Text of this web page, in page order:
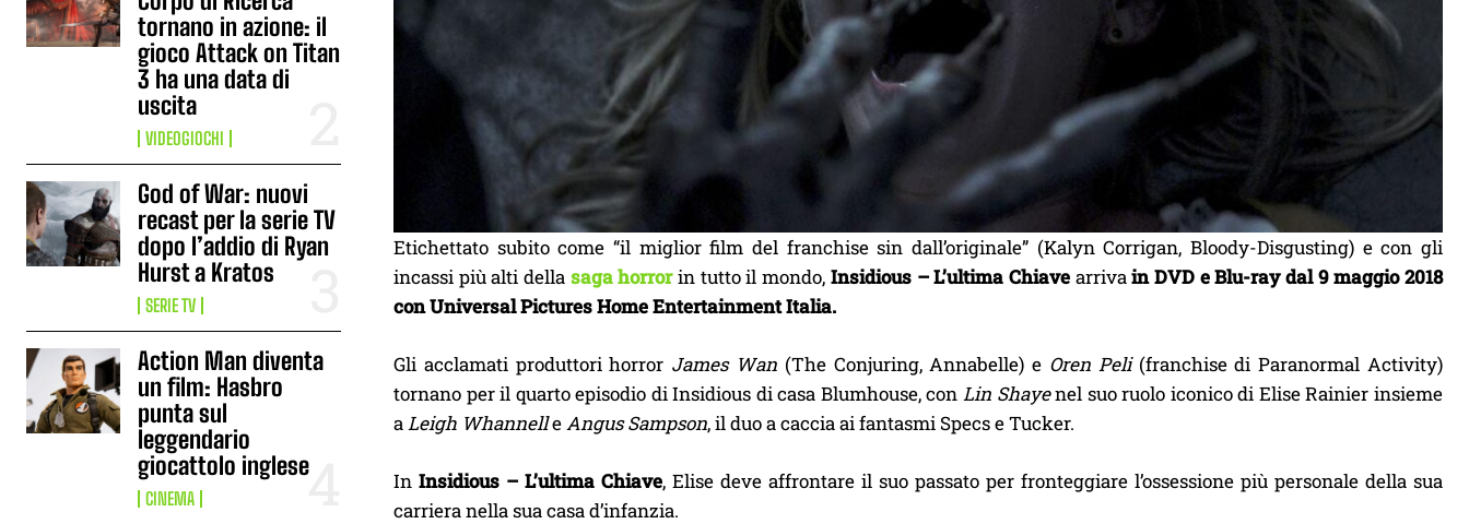
tornano in azione: il
gioco Attack on Titan
3 ha una data di
uscita
VIDEOGIOCHI
God of War: nuovi
recast per la serie TV
dopo l’addio di Ryan
Hurst a Kratos
SERIE TV
Action Man diventa
un film: Hasbro
punta sul
leggendario
giocattolo inglese
CINEMA
Etichettato subito come “il miglior film del franchise sin dall’originale” (Kalyn Corrigan, Bloody-Disgusting) e con gli
incassi più alti della saga horrorin tutto il mondo, Insidious – L’ultima Chiavearrivain DVD e Blu-ray dal 9 maggio 2018
con Universal Pictures Home Entertainment Italia.
Gli acclamati produttori horror James Wan (The Conjuring, Annabelle) e Oren Peli(franchise di Paranormal Activity)
tornano per il quarto episodio di Insidious di casa Blumhouse, conLin Shayenel suo ruolo iconico di Elise Rainier insieme
aLeigh WhannelleAngus Sampson, il duo a caccia ai fantasmi Specs e Tucker.
In Insidious – L’ultima Chiave, Elise deve affrontare il suo passato per fronteggiare l’ossessione più personale della sua
carriera nella sua casa d’infanzia.